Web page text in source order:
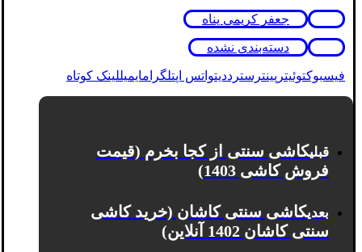
جعفر کریمی پناه
دسته‌بندی نشده
فیسبوکتوئیتر پینترسترددیتواتس اپتلگرامایمیللینک کوتاه
قبلیکاشی سنتی از کجا بخرم (قیمت
فروش کاشی 1403)
بعدیکاشی سنتی کاشان (خرید کاشی
سنتی کاشان 1402 آنلاین)